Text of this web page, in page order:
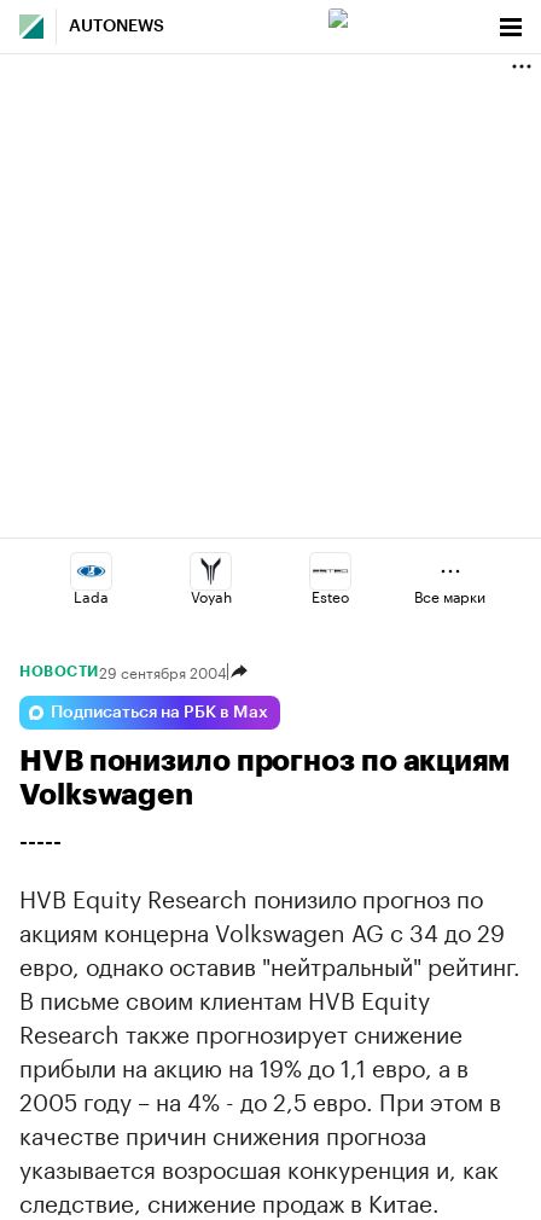
AUTONEWS
Lada Voyah Esteo
Geely Volga
Haval Omoda Changan
Все марки
НОВОСТИ 29 сентября 2004
Подписаться на РБК в Max
HVB понизило прогноз по акциям
Volkswagen
-----
HVB Equity Research понизило прогноз по
акциям концерна Volkswagen AG с 34 до 29
евро, однако оставив "нейтральный" рейтинг.
В письме своим клиентам HVB Equity
Research также прогнозирует снижение
прибыли на акцию на 19% до 1,1 евро, а в
2005 году – на 4% - до 2,5 евро. При этом в
качестве причин снижения прогноза
указывается возросшая конкуренция и, как
следствие, снижение продаж в Китае.